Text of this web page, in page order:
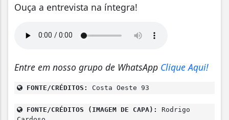
Ouça a entrevista na íntegra!
Entre em nosso grupo de WhatsApp Clique Aqui!
FONTE/CRÉDITOS: Costa Oeste 93
FONTE/CRÉDITOS (IMAGEM DE CAPA):
Rodrigo